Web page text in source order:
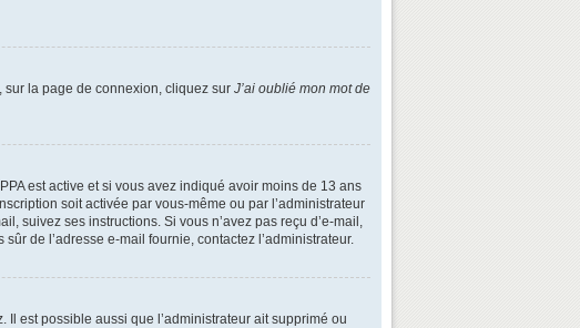
la page de connexion, cliquez sur J’ai oublié mon mot de
est active et si vous avez indiqué avoir moins de 13 ans
soit activée par vous-même ou par l’administrateur
suivez ses instructions. Si vous n’avez pas reçu d’e-mail,
de l’adresse e-mail fournie, contactez l’administrateur.
Il est possible aussi que l’administrateur ait supprimé ou